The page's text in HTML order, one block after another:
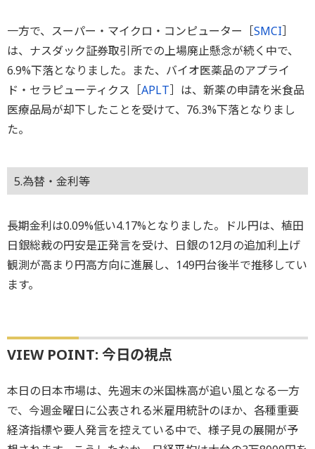
一方で、スーパー・マイクロ・コンピューター［SMCI］
は、ナスダック証券取引所での上場廃止懸念が続く中で、
6.9%下落となりました。また、バイオ医薬品のアプライ
ド・セラピューティクス［APLT］は、新薬の申請を米食品
医療品局が却下したことを受けて、76.3%下落となりまし
た。
5.為替・金利等
長期金利は0.09%低い4.17%となりました。ドル円は、植田
日銀総裁の円安是正発言を受け、日銀の12月の追加利上げ
観測が高まり円高方向に進展し、149円台後半で推移してい
ます。
VIEW POINT: 今日の視点
本日の日本市場は、先週末の米国株高が追い風となる一方
で、今週金曜日に公表される米雇用統計のほか、各種重要
経済指標や要人発言を控えている中で、様子見の展開が予